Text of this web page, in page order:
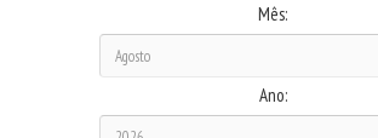
Mês:
Ano: